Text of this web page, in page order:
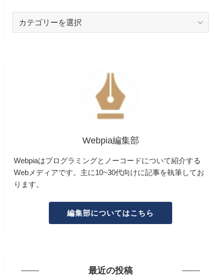
Webpia編集部
Webpiaはプログラミングとノーコードについて紹介する
Webメディアです。主に10~30代向けに記事を執筆してお
ります。
編集部についてはこちら
最近の投稿